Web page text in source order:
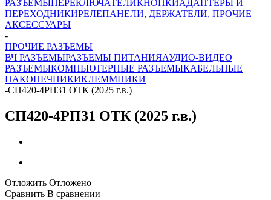
РАЗЪЕМЫПЕРЕКЛЮЧАТЕЛИКНОПКИАДАПТЕРЫ И
ПЕРЕХОДНИКИРЕЛЕПАНЕЛИ, ДЕРЖАТЕЛИ, ПРОЧИЕ
АКСЕССУАРЫ
-
ПРОЧИЕ РАЗЪЕМЫ
ВЧ РАЗЪЕМЫРАЗЪЕМЫ ПИТАНИЯАУДИО-ВИДЕО
РАЗЪЕМЫКОМПЬЮТЕРНЫЕ РАЗЪЕМЫКАБЕЛЬНЫЕ
НАКОНЕЧНИКИКЛЕММНИКИ
-СП420-4РП31 ОТК (2025 г.в.)
СП420-4РП31 ОТК (2025 г.в.)
Отложить Отложено
Сравнить В сравнении